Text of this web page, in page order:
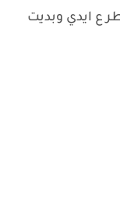
ايدي وبديت